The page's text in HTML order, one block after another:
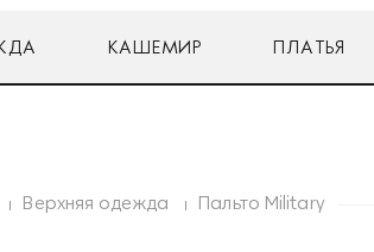
КАШЕМИР ПЛАТЬЯ
Верхняя одежда Пальто Military